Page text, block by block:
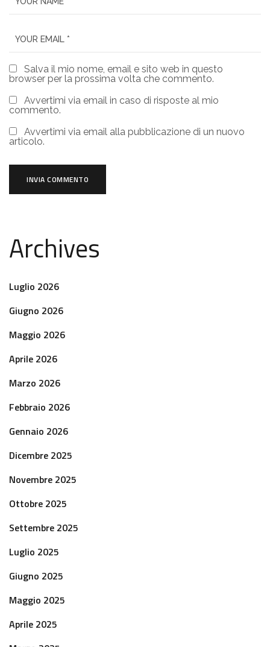
Salva il mio nome, email e sito web in questo
browser per la prossima volta che commento.
Avvertimi via email in caso di risposte al mio
commento.
Avvertimi via email alla pubblicazione di un nuovo
articolo.
Archives
Luglio 2026
Giugno 2026
Maggio 2026
Aprile 2026
Marzo 2026
Febbraio 2026
Gennaio 2026
Dicembre 2025
Novembre 2025
Ottobre 2025
Settembre 2025
Luglio 2025
Giugno 2025
Maggio 2025
Aprile 2025